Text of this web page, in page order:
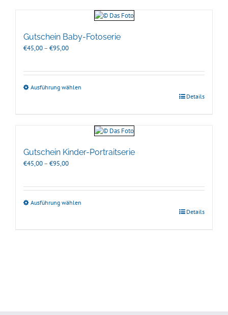
Gutschein Baby-Fotoserie
€45,00– €95,00Preisspanne:
€95,00
Ausführung wählen
Details
Gutschein Kinder-Portraitserie
€45,00– €95,00Preisspanne:
€95,00
Ausführung wählen
Details